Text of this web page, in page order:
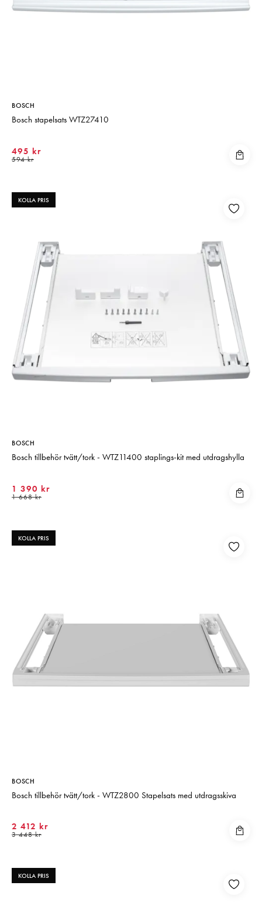
BOSCH
Bosch stapelsats WTZ27410
495 kr
594 kr
KOLLA PRIS
BOSCH
Bosch tillbehör tvätt/tork - WTZ11400 staplings-kit med utdragshylla
1 390 kr
1 668 kr
KOLLA PRIS
BOSCH
Bosch tillbehör tvätt/tork - WTZ2800 Stapelsats med utdragsskiva
2 412 kr
3 448 kr
KOLLA PRIS